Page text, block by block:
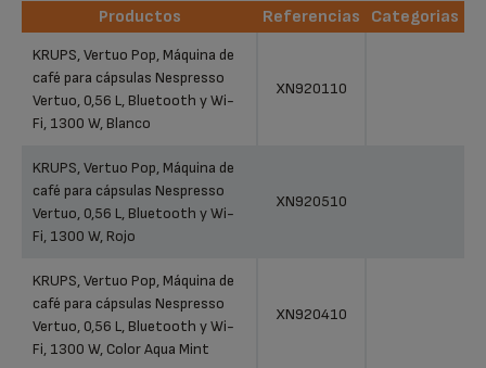
Productos Referencias
Categorias
Productos
KRUPS, Vertuo Pop, Máquina de
café para cápsulas Nespresso
Vertuo, 0,56 L, Bluetooth y Wi-
Fi, 1300 W, Blanco
XN920110
KRUPS, Vertuo Pop, Máquina de
café para cápsulas Nespresso
Vertuo, 0,56 L, Bluetooth y Wi-
Fi, 1300 W, Rojo
XN920510
KRUPS, Vertuo Pop, Máquina de
café para cápsulas Nespresso
Vertuo, 0,56 L, Bluetooth y Wi-
Fi, 1300 W, Color Aqua Mint
XN920410